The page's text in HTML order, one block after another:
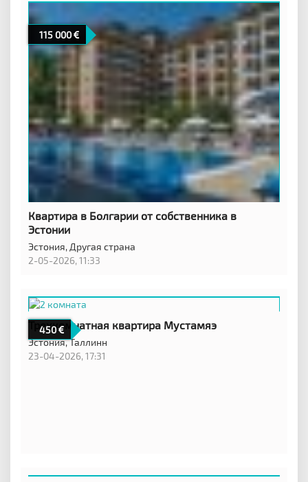
115 000
Квартира в Болгарии от собственника в
Эстонии
Эстония, Другая страна
2-05-2026, 11:33
450
Трехкомнатная квартира Мустамяэ
Эстония,Таллинн
23-04-2026, 17:31